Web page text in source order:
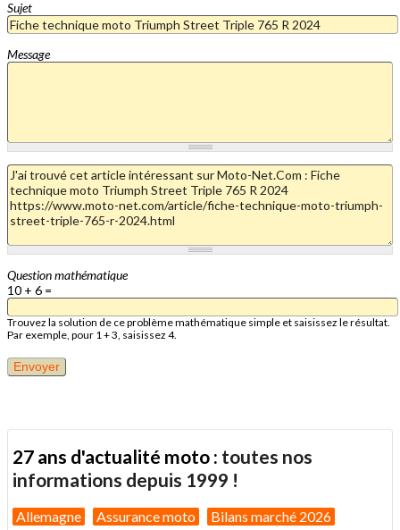
Sujet
Message
Question mathématique
10 + 6 =
Trouvez la solution de ce problème mathématique simple et saisissez le résultat.
Par exemple, pour 1 + 3, saisissez 4.
27 ans d'actualité moto : toutes nos
informations depuis 1999 !
Allemagne Assurance moto Bilans marché 2026